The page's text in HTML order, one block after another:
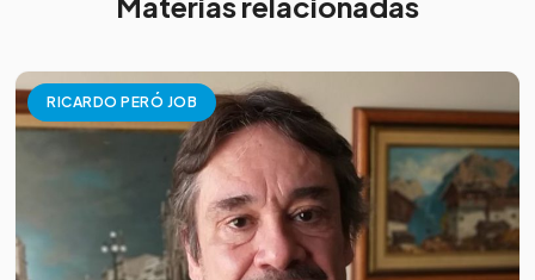
RICARDO PERÓ JOB